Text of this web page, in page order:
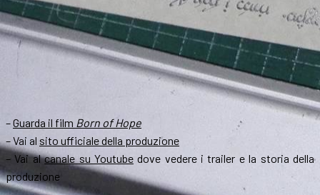
–Guarda il film Born of Hope
– Vai al sito ufficiale della produzione
– Vai alcanale su Youtubedove vedere i trailer e la storia della
produzione